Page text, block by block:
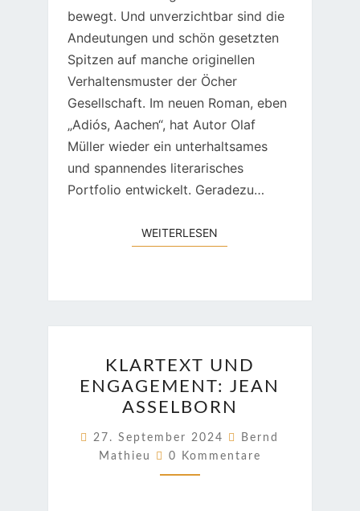
bewegt. Und unverzichtbar sind die
Andeutungen und schön gesetzten
Spitzen auf manche originellen
Verhaltensmuster der Öcher
Gesellschaft. Im neuen Roman, eben
„Adiós, Aachen“, hat Autor Olaf
Müller wieder ein unterhaltsames
und spannendes literarisches
Portfolio entwickelt. Geradezu…
WEITERLESEN
UND
ENGAGEMENT:
JEAN
ASSELBORN
KLARTEXT UND
ENGAGEMENT: JEAN
ASSELBORN
27. September 2024
Bernd
Mathieu
Kommentare
0 Kommentare